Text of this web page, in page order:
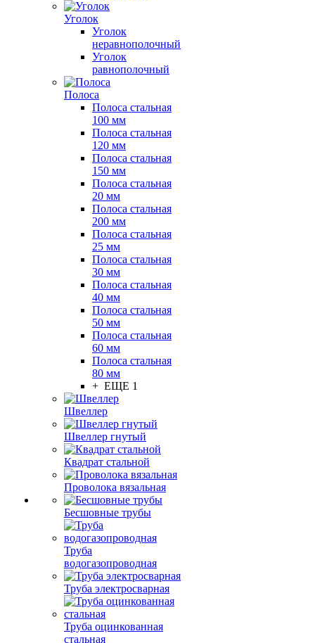
Уголок
Уголок
неравнополочный
Уголок
равнополочный
Полоса
Полоса стальная
100 мм
Полоса стальная
120 мм
Полоса стальная
150 мм
Полоса стальная
20 мм
Полоса стальная
200 мм
Полоса стальная
25 мм
Полоса стальная
30 мм
Полоса стальная
40 мм
Полоса стальная
50 мм
Полоса стальная
60 мм
Полоса стальная
80 мм
+ ЕЩЕ 1
Швеллер
Швеллер гнутый
Квадрат стальной
Проволока вязальная
Бесшовные трубы
Труба
водогазопроводная
Труба электросварная
Труба оцинкованная
стальная